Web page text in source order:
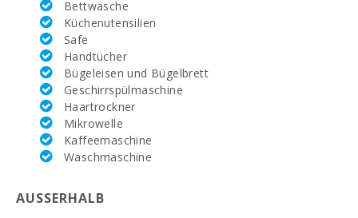
Reiten Son Menut
(km):
Rafa Nadal
Tennis Academy
(km):
Krankenhaus
Manacor (km):
de Mallorca (km):
Bettwäsche
Küchenutensilien
Safe
Handtücher
Bügeleisen und Bügelbrett
Geschirrspülmaschine
Haartrockner
Mikrowelle
Kaffeemaschine
Waschmaschine
AUSSERHALB